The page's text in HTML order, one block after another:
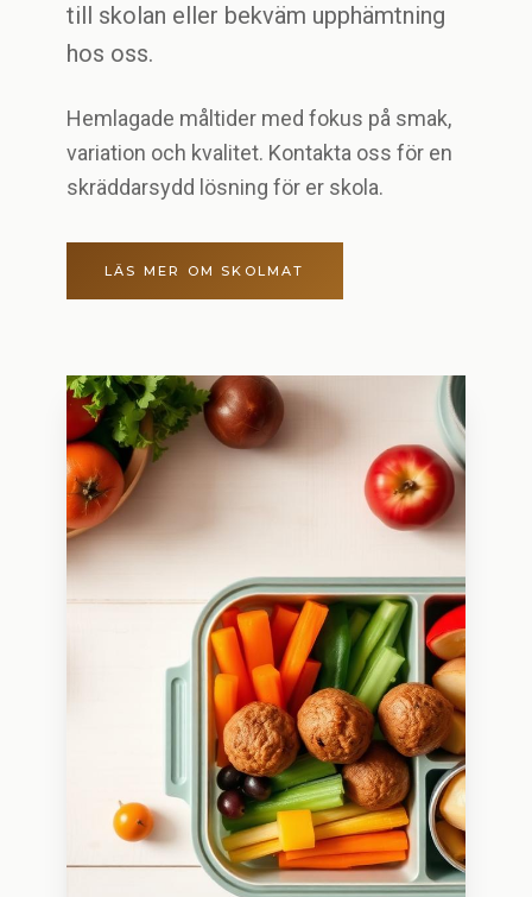
till skolan eller bekväm upphämtning
hos oss.
Hemlagade måltider med fokus på smak,
variation och kvalitet. Kontakta oss för en
skräddarsydd lösning för er skola.
LÄS MER OM SKOLMAT